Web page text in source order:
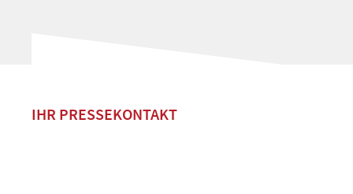
IHR PRESSEKONTAKT